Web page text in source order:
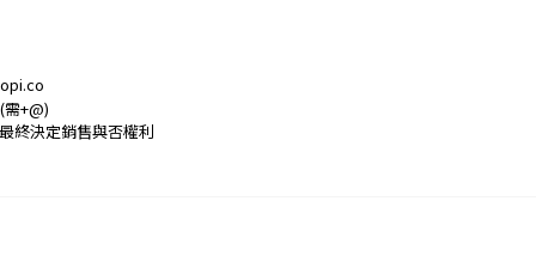
+@)
終決定銷售與否權利